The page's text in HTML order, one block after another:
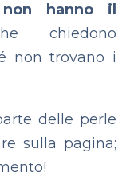
hanno il
chiedono
non trovano i
delle perle
sulla pagina;